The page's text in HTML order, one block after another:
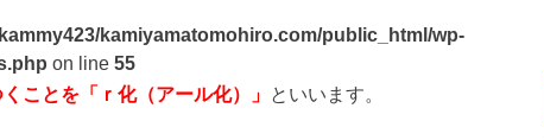
kamiyamatomohiro.com/public_html/wp-
on line 55
ことを「ｒ化（アール化）」 といいます。